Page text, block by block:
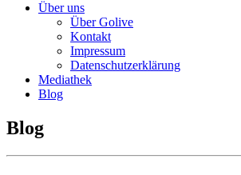
Über uns
Über Golive
Kontakt
Impressum
Datenschutzerklärung
Mediathek
Blog
Blog